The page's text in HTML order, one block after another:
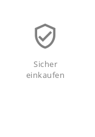
Sicher
einkaufen